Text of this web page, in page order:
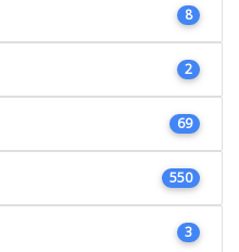
8
2
69
550
3